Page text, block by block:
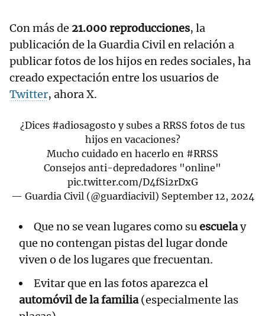
Con más de 21.000 reproducciones, la
publicación de la Guardia Civil en relación a
publicar fotos de los hijos en redes sociales, ha
creado expectación entre los usuarios de
Twitter, ahora X.
¿Dices #adiosagosto y subes a RRSS fotos de tus
hijos en vacaciones?
Mucho cuidado en hacerlo en #RRSS
Consejos anti-depredadores "online"
pic.twitter.com/D4fSi2rDxG
— Guardia Civil (@guardiacivil) September 12, 2024
Que no se vean lugares como suescuelay
que no contengan pistas del lugar donde
viven o de los lugares que frecuentan.
Evitar que en las fotos aparezca el
automóvil de la familia(especialmente las